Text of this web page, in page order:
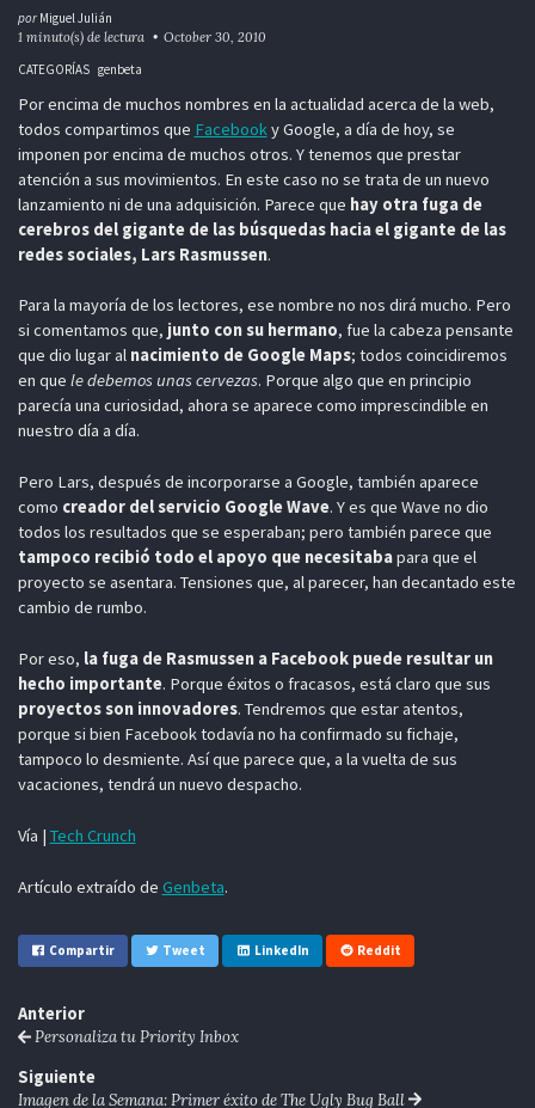
por Miguel Julián
1 minuto(s) de lectura
October 30, 2010
CATEGORÍAS genbeta
Por encima de muchos nombres en la actualidad acerca de la web,
todos compartimos que Facebook y Google, a día de hoy, se
imponen por encima de muchos otros. Y tenemos que prestar
atención a sus movimientos. En este caso no se trata de un nuevo
lanzamiento ni de una adquisición. Parece que hay otra fuga de
cerebros del gigante de las búsquedas hacia el gigante de las
redes sociales, Lars Rasmussen.
Para la mayoría de los lectores, ese nombre no nos dirá mucho. Pero
si comentamos que, junto con su hermano, fue la cabeza pensante
que dio lugar al nacimiento de Google Maps; todos coincidiremos
en que le debemos unas cervezas. Porque algo que en principio
parecía una curiosidad, ahora se aparece como imprescindible en
nuestro día a día.
Pero Lars, después de incorporarse a Google, también aparece
como creador del servicio Google Wave. Y es que Wave no dio
todos los resultados que se esperaban; pero también parece que
tampoco recibió todo el apoyo que necesitabapara que el
proyecto se asentara. Tensiones que, al parecer, han decantado este
cambio de rumbo.
Por eso, la fuga de Rasmussen a Facebook puede resultar un
hecho importante. Porque éxitos o fracasos, está claro que sus
proyectos son innovadores. Tendremos que estar atentos,
porque si bien Facebook todavía no ha confirmado su fichaje,
tampoco lo desmiente. Así que parece que, a la vuelta de sus
vacaciones, tendrá un nuevo despacho.
Vía | Tech Crunch
Artículo extraído de Genbeta.
Compartir Tweet LinkedIn Reddit
Anterior
Personaliza tu Priority Inbox
Siguiente
Imagen de la Semana: Primer éxito de The Ugly Bug Ball